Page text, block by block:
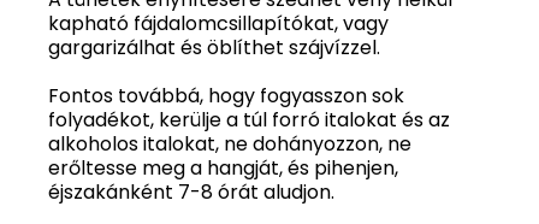
kapható fájdalomcsillapítókat, vagy
gargarizálhat és öblíthet szájvízzel.
Fontos továbbá, hogy fogyasszon sok
folyadékot, kerülje a túl forró italokat és az
alkoholos italokat, ne dohányozzon, ne
erőltesse meg a hangját, és pihenjen,
éjszakánként 7-8 órát aludjon.